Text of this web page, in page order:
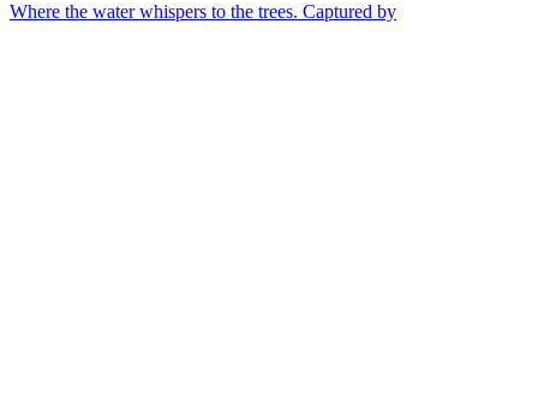
Where the water whispers to the trees. Captured by